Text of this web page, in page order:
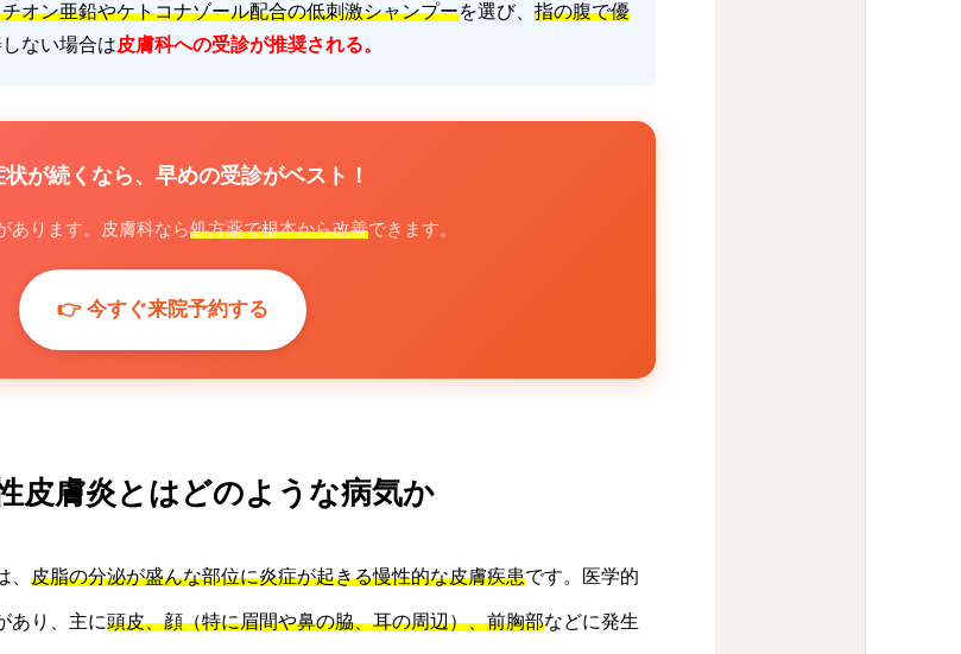
オン亜鉛やケトコナゾール配合の低刺激シャンプーを選び、 指の腹で優
ない場合は皮膚科への受診が推奨される。
状が続くなら、早めの受診がベスト！
あります。皮膚科なら処方薬で根本から改善できます。
👉 今すぐ来院予約する
皮膚炎とはどのような病気か
皮脂の分泌が盛んな部位に炎症が起きる慢性的な皮膚疾患です。医学的
あり、主に頭皮、顔（特に眉間や鼻の脇、耳の周辺）、前胸部などに発生